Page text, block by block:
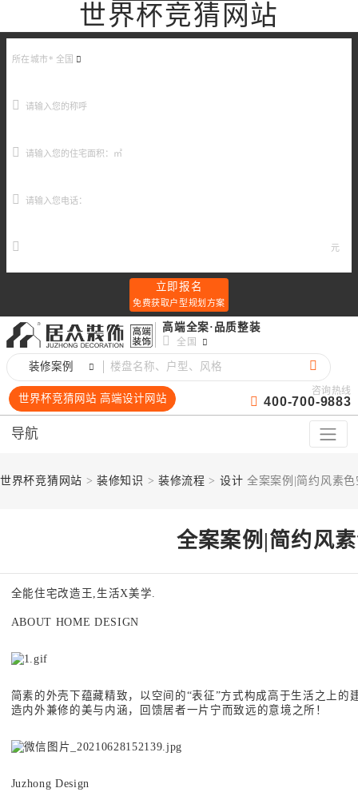
世界杯竞猜网站
所在城市* 全国
元
立即报名
免费获取户型规划方案
高端全案·品质整装
全国
装修案例
世界杯竞猜网站 高端设计网站
咨询热线
400-700-9883
导航
世界杯竞猜网站 >装修知识 > 装修流程 > 设计 全案案例|简约风素
全案案例|简约风
全能住宅改造王,生活X美学.
ABOUT HOME DESIGN
简素的外壳下蕴藏精致，以空间的“表征”方式构成高于生活之上
造内外兼修的美与内涵，回馈居者一片宁而致远的意境之所！
Juzhong Design